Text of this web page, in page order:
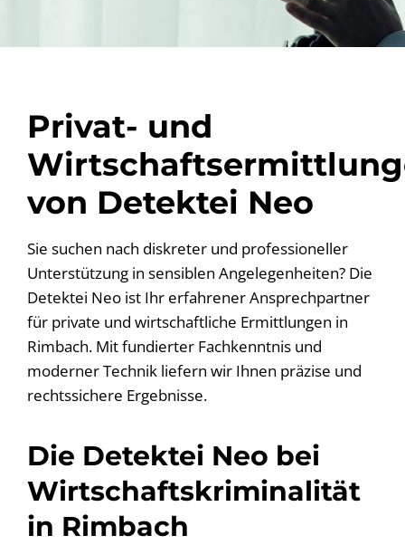
Privat- und
von Detektei Neo
Sie suchen nach diskreter und professioneller
Unterstützung in sensiblen Angelegenheiten? Die
Detektei Neo ist Ihr erfahrener Ansprechpartner
für private und wirtschaftliche Ermittlungen in
Rimbach. Mit fundierter Fachkenntnis und
moderner Technik liefern wir Ihnen präzise und
rechtssichere Ergebnisse.
Die Detektei Neo bei
Wirtschaftskriminalität
in Rimbach